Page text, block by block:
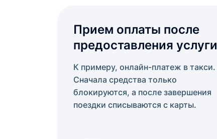
Прием оплаты после
предоставления услуги
К примеру, онлайн-платеж в такси.
Сначала средства только
блокируются, а после завершения
поездки списываются с карты.